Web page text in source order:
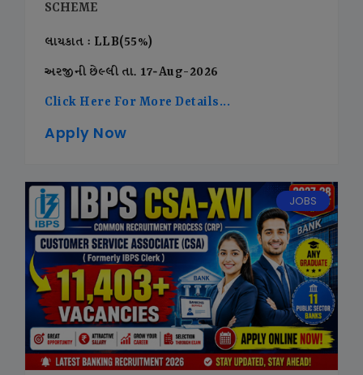
SCHEME
લાયકાત : LLB(55%)
અરજીની છેલ્લી તા. 17-Aug-2026
Click Here For More Details...
Apply Now
JOBS